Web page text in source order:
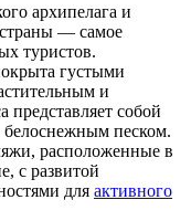
архипелага и
— самое
туристов.
густыми
и
собой
песком.
расположенные в
с развитой
для активного